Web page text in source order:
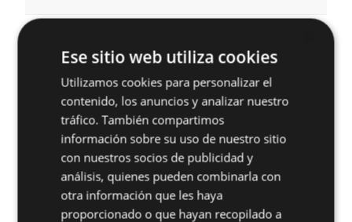
925UT 25 30.5
32 38
Ese sitio web utiliza cookies
Utilizamos cookies para personalizar el
contenido, los anuncios y analizar nuestro
tráfico. También compartimos
información sobre su uso de nuestro sitio
con nuestros socios de publicidad y
análisis, quienes pueden combinarla con
otra información que les haya
proporcionado o que hayan recopilado a